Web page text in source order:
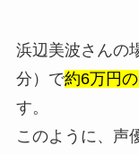
浜辺美波さんの
分）で約6万円
す。
このように、声